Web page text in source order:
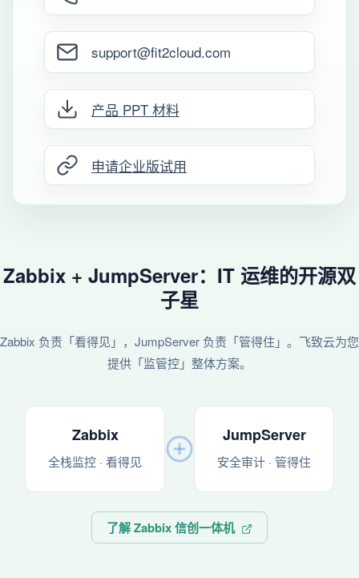
support@fit2cloud.com
产品 PPT 材料
申请企业版试用
Zabbix + JumpServer：IT 运维的开源双
子星
Zabbix 负责「看得见」，JumpServer 负责「管得住」。飞致云为您
提供「监管控」整体方案。
Zabbix
全栈监控 · 看得见
JumpServer
安全审计 · 管得住
了解 Zabbix 信创一体机